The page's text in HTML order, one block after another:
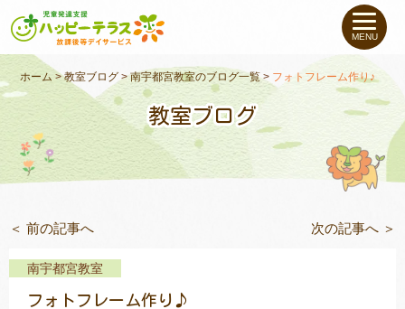
私たちについて
未就学のお子さま（０〜６才）
小学生〜高校生のお子さま
支援事例
教室一覧
MENU
ホーム >教室ブログ>南宇都宮教室のブログ一覧> フォトフレーム作り♪
教室ブログ
＜ 前の記事へ 次の記事へ ＞
南宇都宮教室
フォトフレーム作り♪